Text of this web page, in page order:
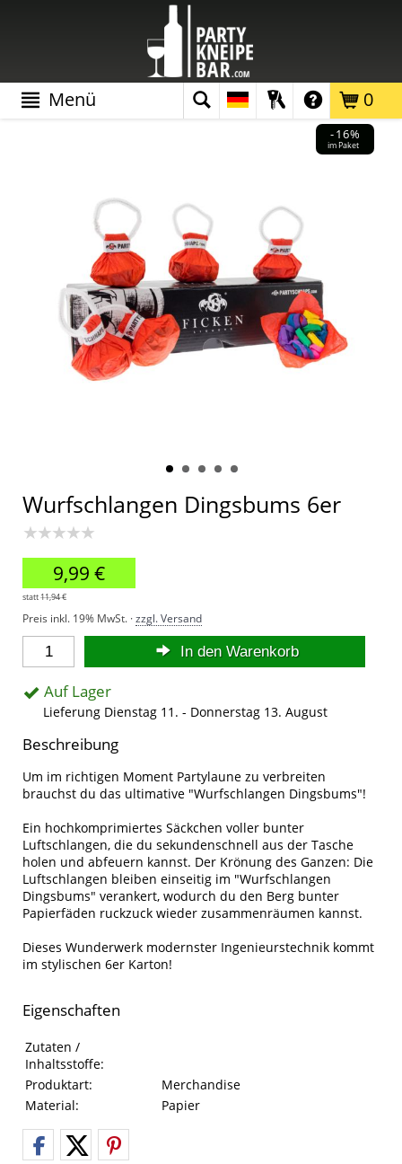
0
Menü
-16%
im Paket
Wurfschlangen Dingsbums 6er
★★★★★
9,99 €
statt11,94 €
Preis inkl. 19% MwSt. ·zzgl. Versand
In den Warenkorb
Auf Lager
Lieferung Dienstag 11. - Donnerstag 13. August
Beschreibung
Um im richtigen Moment Partylaune zu verbreiten
brauchst du das ultimative "Wurfschlangen Dingsbums"!
Ein hochkomprimiertes Säckchen voller bunter
Luftschlangen, die du sekundenschnell aus der Tasche
holen und abfeuern kannst. Der Krönung des Ganzen: Die
Luftschlangen bleiben einseitig im "Wurfschlangen
Dingsbums" verankert, wodurch du den Berg bunter
Papierfäden ruckzuck wieder zusammenräumen kannst.
Dieses Wunderwerk modernster Ingenieurstechnik kommt
im stylischen 6er Karton!
Eigenschaften
Eigenschaften des Produkts
Eigenschaft
Zutaten /
Inhaltsstoffe:
Produktart:
Merchandise
Material:
Papier